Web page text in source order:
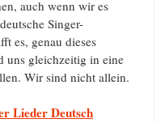
auch wenn wir es
Singer-
es, genau dieses
uns gleichzeitig in eine
Wir sind nicht allein.
Lieder Deutsch